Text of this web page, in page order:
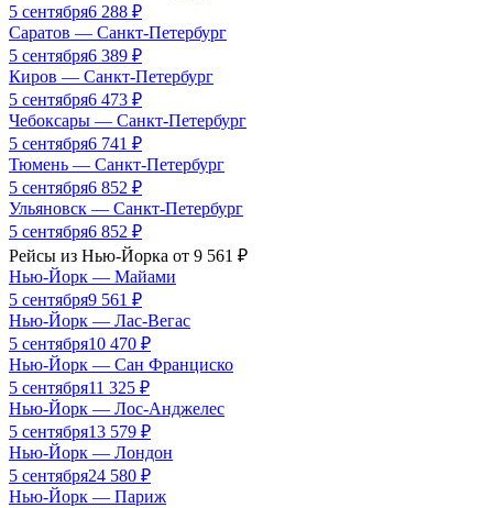
5 сентября6 288 ₽
Саратов — Санкт-Петербург
5 сентября6 389 ₽
Киров — Санкт-Петербург
5 сентября6 473 ₽
Чебоксары — Санкт-Петербург
5 сентября6 741 ₽
Тюмень — Санкт-Петербург
5 сентября6 852 ₽
Ульяновск — Санкт-Петербург
5 сентября6 852 ₽
Рейсы из Нью-Йорка от 9 561 ₽
Нью-Йорк — Майами
5 сентября9 561 ₽
Нью-Йорк — Лас-Вегас
5 сентября10 470 ₽
Нью-Йорк — Сан Франциско
5 сентября11 325 ₽
Нью-Йорк — Лос-Анджелес
5 сентября13 579 ₽
Нью-Йорк — Лондон
5 сентября24 580 ₽
Нью-Йорк — Париж